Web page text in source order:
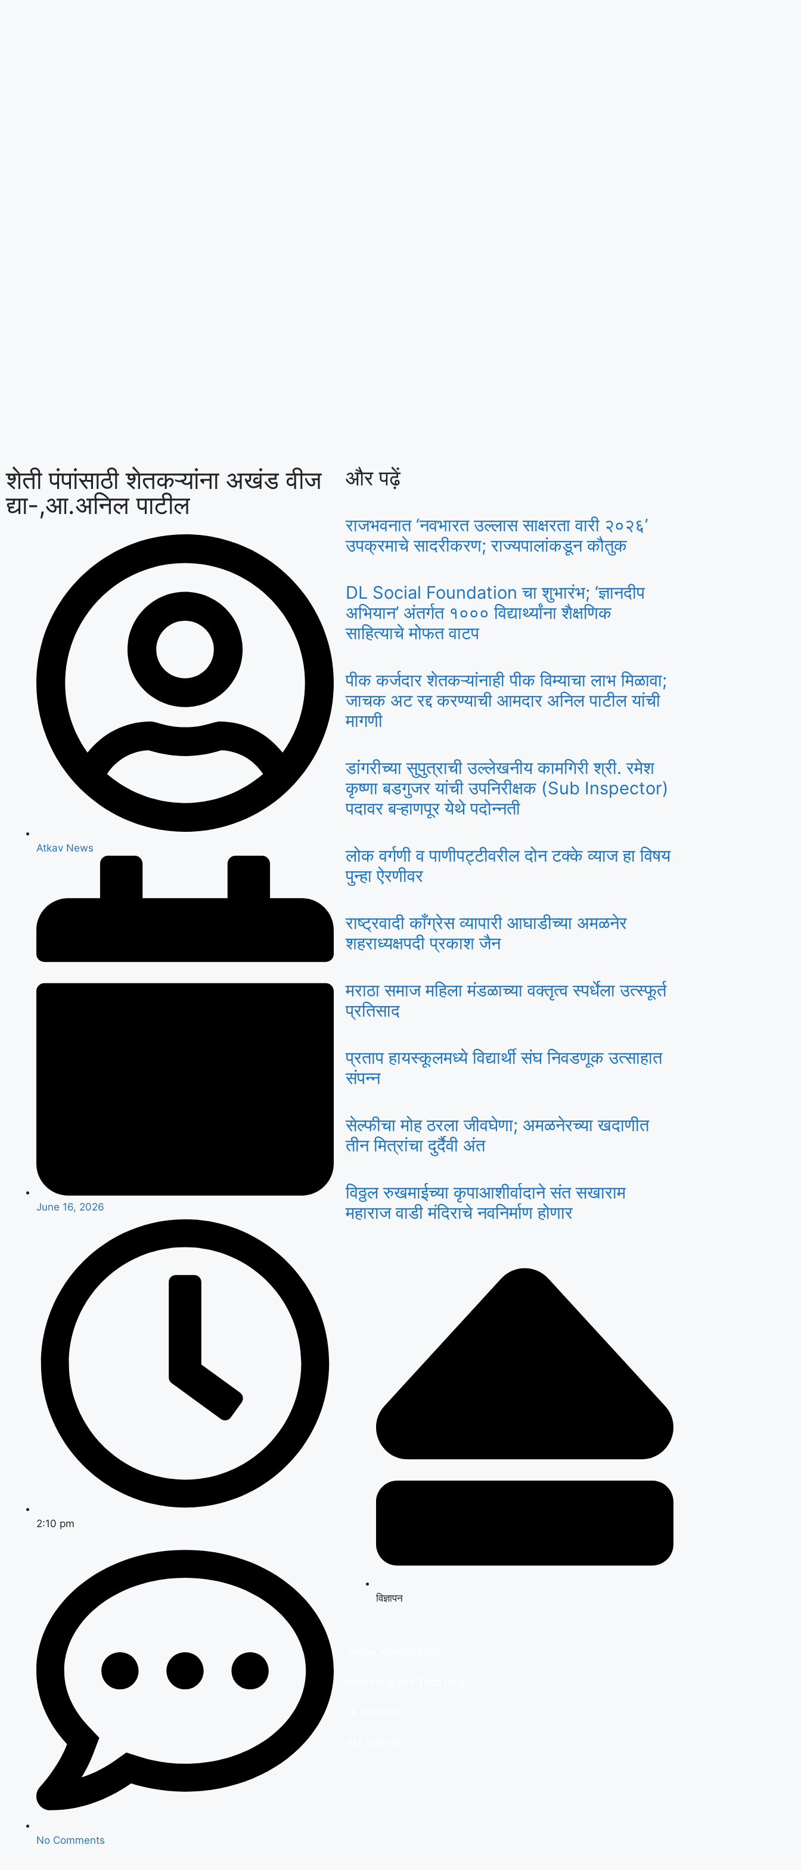
शेती पंपांसाठी शेतकऱ्यांना अखंड वीज
द्या-,आ.अनिल पाटील
Atkav News
June 16, 2026
2:10 pm
No Comments
और पढ़ें
राजभवनात ‘नवभारत उल्लास साक्षरता वारी २०२६’
उपक्रमाचे सादरीकरण; राज्यपालांकडून कौतुक
DL Social Foundation चा शुभारंभ; ‘ज्ञानदीप
अभियान’ अंतर्गत १००० विद्यार्थ्यांना शैक्षणिक
साहित्याचे मोफत वाटप
पीक कर्जदार शेतकऱ्यांनाही पीक विम्याचा लाभ मिळावा;
जाचक अट रद्द करण्याची आमदार अनिल पाटील यांची
मागणी
डांगरीच्या सुपुत्राची उल्लेखनीय कामगिरी श्री. रमेश
कृष्णा बडगुजर यांची उपनिरीक्षक (Sub Inspector)
पदावर बऱ्हाणपूर येथे पदोन्नती
लोक वर्गणी व पाणीपट्टीवरील दोन टक्के व्याज हा विषय
पुन्हा ऐरणीवर
राष्ट्रवादी काँग्रेस व्यापारी आघाडीच्या अमळनेर
शहराध्यक्षपदी प्रकाश जैन
मराठा समाज महिला मंडळाच्या वक्तृत्व स्पर्धेला उत्स्फूर्त
प्रतिसाद
प्रताप हायस्कूलमध्ये विद्यार्थी संघ निवडणूक उत्साहात
संपन्न
सेल्फीचा मोह ठरला जीवघेणा; अमळनेरच्या खदाणीत
तीन मित्रांचा दुर्दैवी अंत
विठ्ठल रुखमाईच्या कृपाआशीर्वादाने संत सखाराम
महाराज वाडी मंदिराचे नवनिर्माण होणार
विज्ञापन